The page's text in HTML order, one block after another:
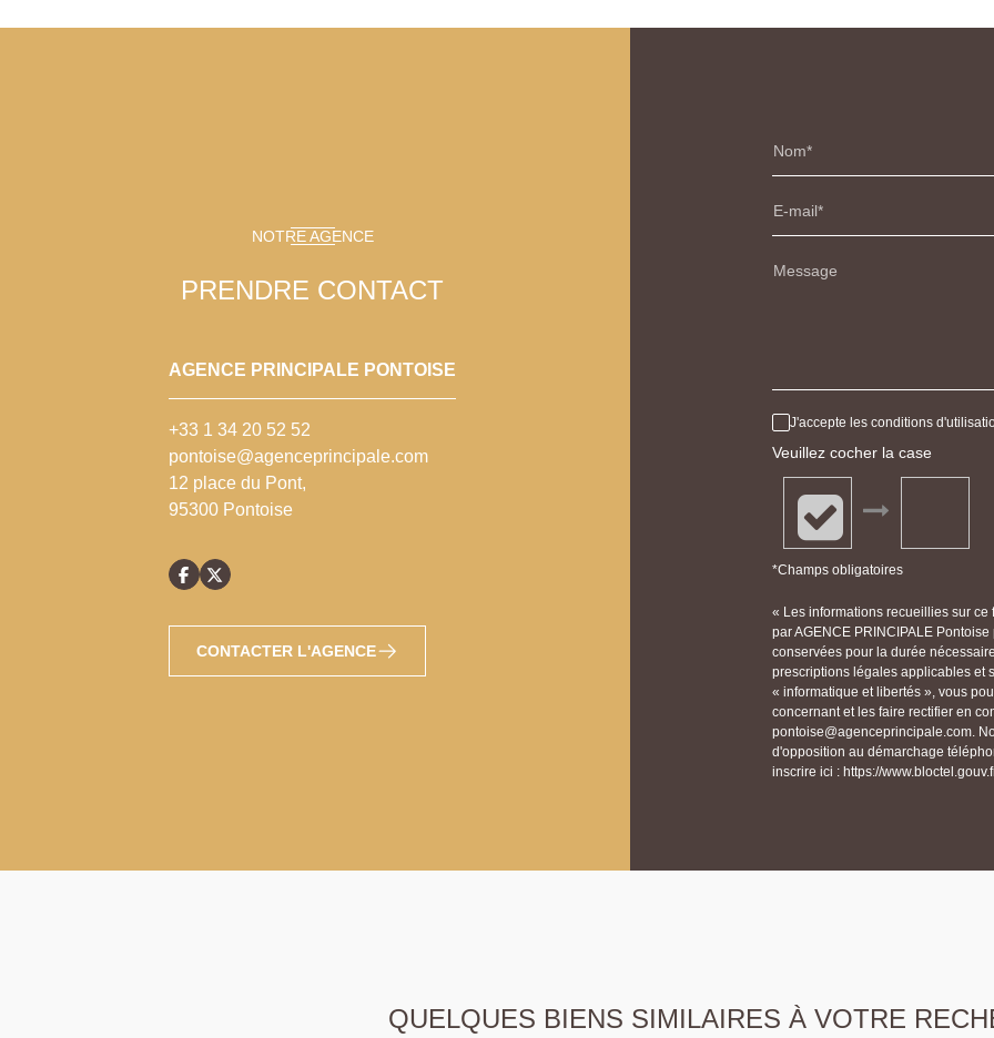
NOTRE AGENCE
PRENDRE CONTACT
AGENCE PRINCIPALE PONTOISE
+33 1 34 20 52 52
pontoise@agenceprincipale.com
12 place du Pont,
95300 Pontoise
CONTACTER L'AGENCE
Nom
E-mail
Message
J'accepte les conditions
Veuillez cocher la case
*Champs obligatoires
« Les informations recueillies sur
par AGENCE PRINCIPALE
conservées pour la durée
prescriptions légales applicables et
« informatique et libertés », vous
concernant et les faire rectifier en
pontoise@agenceprincipale.com.
d'opposition au démarchage
inscrire ici : https://
QUELQUES BIENS SIMILAIRES À VOTRE